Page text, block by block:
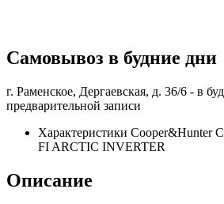
Самовывоз в будние дни
г. Раменское, Дергаевская, д. 36/6 - в
предварительной записи
Характеристики Cooper&Hunter
FI ARCTIC INVERTER
Описание